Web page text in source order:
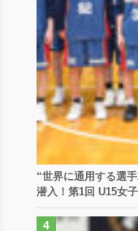
“世界に通用する選
潜入！第1回 U15女